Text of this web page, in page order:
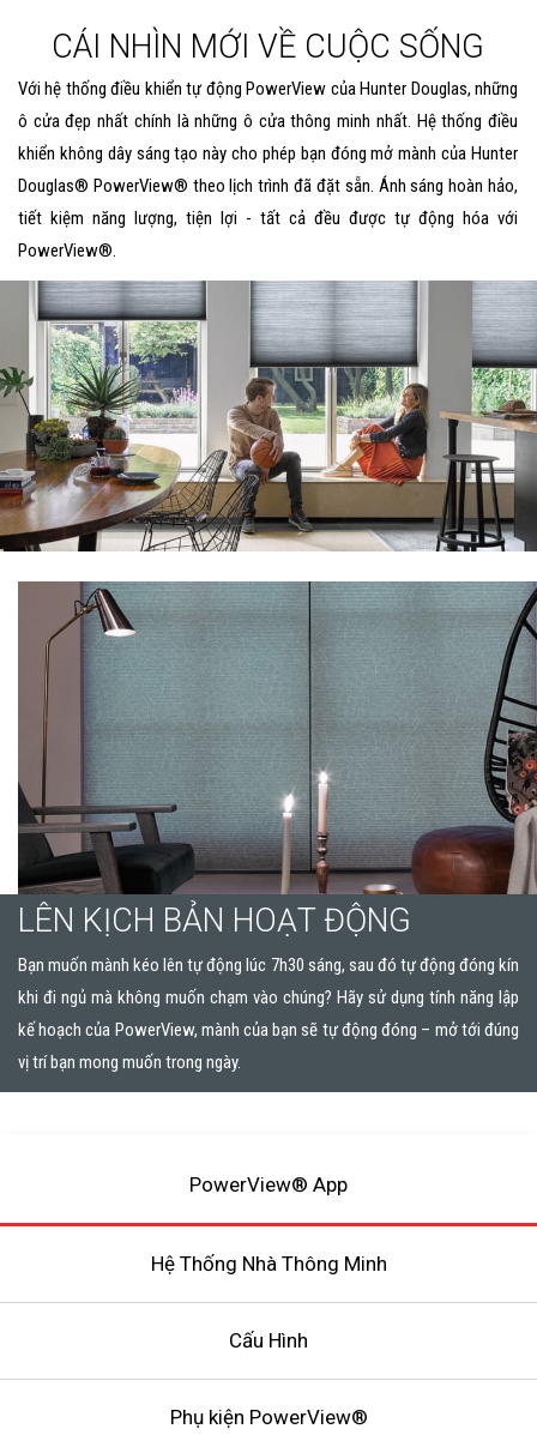
CÁI NHÌN MỚI VỀ CUỘC SỐNG
Với hệ thống điều khiển tự động PowerView của Hunter Douglas, những
ô cửa đẹp nhất chính là những ô cửa thông minh nhất. Hệ thống điều
khiển không dây sáng tạo này cho phép bạn đóng mở mành của Hunter
Douglas® PowerView® theo lịch trình đã đặt sẵn. Ánh sáng hoàn hảo,
tiết kiệm năng lượng, tiện lợi - tất cả đều được tự động hóa với
PowerView®.
LÊN KỊCH BẢN HOẠT ĐỘNG
Bạn muốn mành kéo lên tự động lúc 7h30 sáng, sau đó tự động đóng kín
khi đi ngủ mà không muốn chạm vào chúng? Hãy sử dụng tính năng lập
kế hoạch của PowerView, mành của bạn sẽ tự động đóng – mở tới đúng
vị trí bạn mong muốn trong ngày.
PowerView® App
Hệ Thống Nhà Thông Minh
Cấu Hình
Phụ kiện PowerView®